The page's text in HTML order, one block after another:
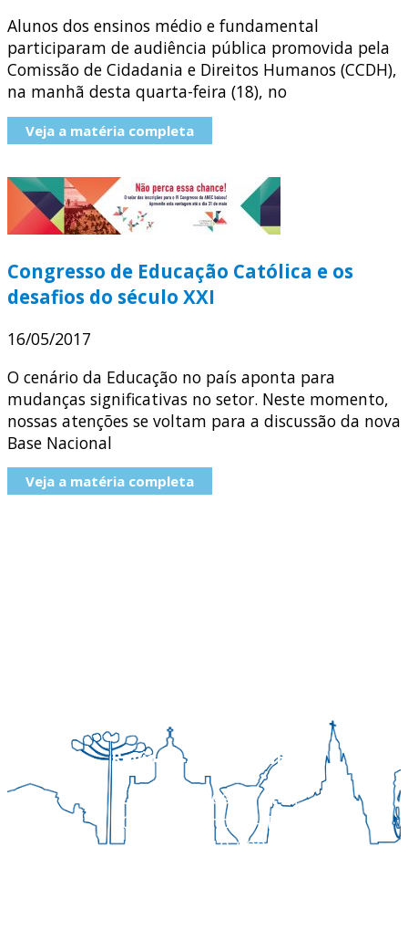
Alunos dos ensinos médio e fundamental
participaram de audiência pública promovida pela
Comissão de Cidadania e Direitos Humanos (CCDH),
na manhã desta quarta-feira (18), no
Veja a matéria completa
Congresso de Educação Católica e os
desafios do século XXI
16/05/2017
O cenário da Educação no país aponta para
mudanças significativas no setor. Neste momento,
nossas atenções se voltam para a discussão da nova
Base Nacional
Veja a matéria completa
Regional Sul 3 da CNBB
Rua Víctor Kessler, 174
Centro, Canoas – RS
CEP 92310-000